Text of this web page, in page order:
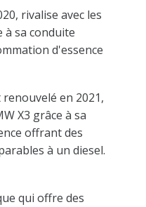
rivalise avec les
à sa conduite
d'essence
renouvelé en 2021,
X3 grâce à sa
offrant des
à un diesel.
qui offre des